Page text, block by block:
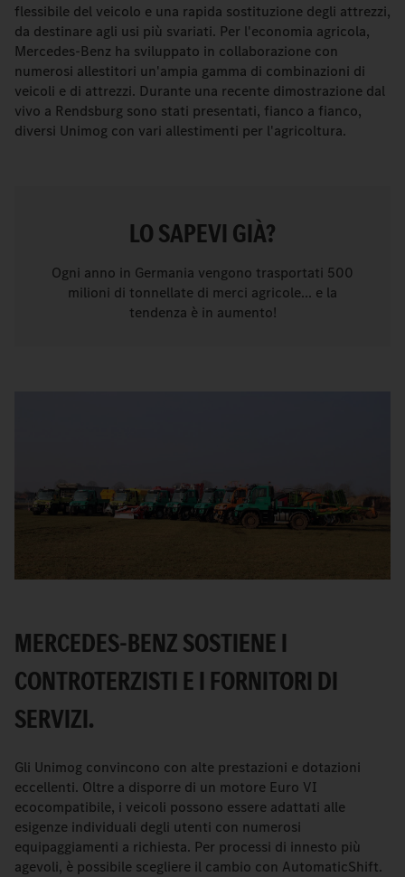
flessibile del veicolo e una rapida sostituzione degli attrezzi,
da destinare agli usi più svariati. Per l'economia agricola,
Mercedes-Benz ha sviluppato in collaborazione con
numerosi allestitori un'ampia gamma di combinazioni di
veicoli e di attrezzi. Durante una recente dimostrazione dal
vivo a Rendsburg sono stati presentati, fianco a fianco,
diversi Unimog con vari allestimenti per l'agricoltura.
LO SAPEVI GIÀ?
Ogni anno in Germania vengono trasportati 500
milioni di tonnellate di merci agricole... e la
tendenza è in aumento!
MERCEDES-BENZ SOSTIENE I
CONTROTERZISTI E I FORNITORI DI
SERVIZI.
Gli Unimog convincono con alte prestazioni e dotazioni
eccellenti. Oltre a disporre di un motore Euro VI
ecocompatibile, i veicoli possono essere adattati alle
esigenze individuali degli utenti con numerosi
equipaggiamenti a richiesta. Per processi di innesto più
agevoli, è possibile scegliere il cambio con AutomaticShift.